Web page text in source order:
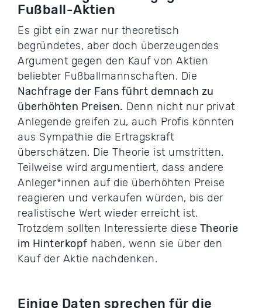
Fußball-Aktien
Es gibt ein zwar nur theoretisch
begründetes, aber doch überzeugendes
Argument gegen den Kauf von Aktien
beliebter Fußballmannschaften. Die
Nachfrage der Fans führt demnach zu
überhöhten Preisen. Denn nicht nur privat
Anlegende greifen zu, auch Profis könnten
aus Sympathie die Ertragskraft
überschätzen. Die Theorie ist umstritten.
Teilweise wird argumentiert, dass andere
Anleger*innen auf die überhöhten Preise
reagieren und verkaufen würden, bis der
realistische Wert wieder erreicht ist.
Trotzdem sollten Interessierte diese Theorie
im Hinterkopf haben, wenn sie über den
Kauf der Aktie nachdenken.
Einige Daten sprechen für die